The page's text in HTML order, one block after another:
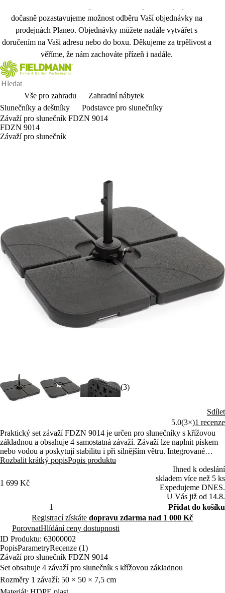
dočasně pozastavujeme možnost odběru Vaší objednávky na
prodejnách Planeo. Objednávky můžete nadále vytvářet s
doručením na Vaši adresu nebo do boxu. Děkujeme za trpělivost a
věříme, že nám zachováte přízeň i nadále.
Vše pro zahradu
Zahradní nábytek
Slunečníky a deštníky
Podstavce pro slunečníky
Závaží pro slunečník FDZN 9014
FDZN 9014
Závaží pro slunečník
(3)
Sdílet
5.0(3×)1 recenze
Praktický set závaží FDZN 9014 je určen pro slunečníky s křížovou
základnou a obsahuje 4 samostatná závaží. Závaží lze naplnit pískem
nebo vodou a poskytují stabilitu i při silnějším větru. Integrované
úchyty umožňují pohodlné přenášení a snadné uskladnění.
Rozbalit krátký popisPopis produktu
1 699 Kč
Ihned k odeslání
skladem více než 5 ks
Expedujeme DNES.
U Vás již od 14.8.
Přidat do košíku
Registrací získátedopravu zdarma nad 1 000 Kč
PorovnatHlídání ceny dostupnosti
ID Produktu: 63000002
PopisParametryRecenze (1)
Závaží pro slunečník FDZN 9014
Set obsahuje 4 závaží pro slunečník s křížovou základnou
Rozměry 1 závaží: 50 × 50 × 7,5 cm